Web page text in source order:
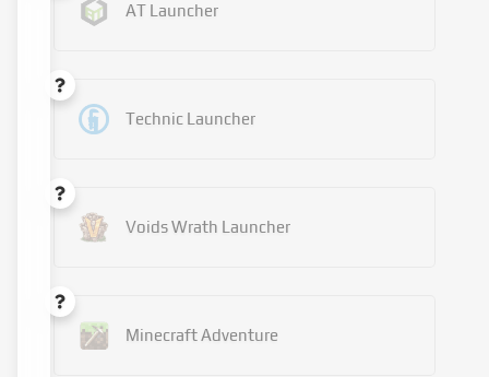
AT Launcher
Technic Launcher
Voids Wrath Launcher
Minecraft Adventure